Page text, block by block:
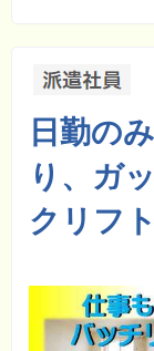
日勤の
り、ガ
クリフ